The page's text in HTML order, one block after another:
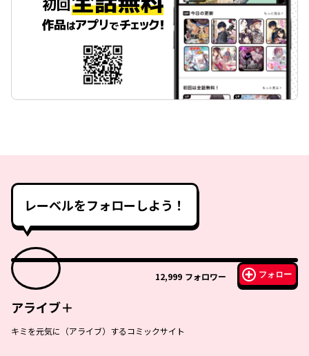
レーベルをフォローしよう！
12,999 フォロワー フォロー
アライブ＋
キミを元気に（アライブ）するコミックサイト